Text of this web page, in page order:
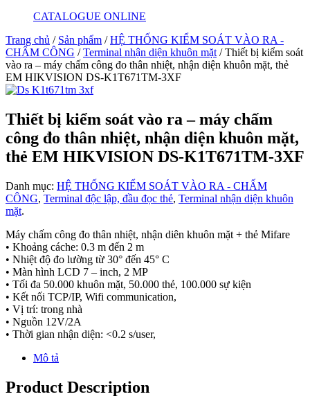
CATALOGUE ONLINE
Trang chủ / Sản phẩm /HỆ THỐNG KIỂM SOÁT VÀO RA -
CHẤM CÔNG /Terminal nhận diện khuôn mặt/ Thiết bị kiểm soát
vào ra – máy chấm công đo thân nhiệt, nhận diện khuôn mặt, thẻ
EM HIKVISION DS-K1T671TM-3XF
Thiết bị kiểm soát vào ra – máy chấm
công đo thân nhiệt, nhận diện khuôn mặt,
thẻ EM HIKVISION DS-K1T671TM-3XF
Danh mục: HỆ THỐNG KIỂM SOÁT VÀO RA - CHẤM
CÔNG, Terminal độc lập, đầu đọc thẻ, Terminal nhận diện khuôn
mặt.
Máy chấm công đo thân nhiệt, nhận diên khuôn mặt + thẻ Mifare
• Khoảng cáche: 0.3 m đến 2 m
• Nhiệt độ đo lường từ 30° đến 45° C
• Màn hình LCD 7 – inch, 2 MP
• Tối đa 50.000 khuôn mặt, 50.000 thẻ, 100.000 sự kiện
• Kết nối TCP/IP, Wifi communication,
• Vị trí: trong nhà
• Nguồn 12V/2A
• Thời gian nhận diện: <0.2 s/user,
Mô tả
Product Description